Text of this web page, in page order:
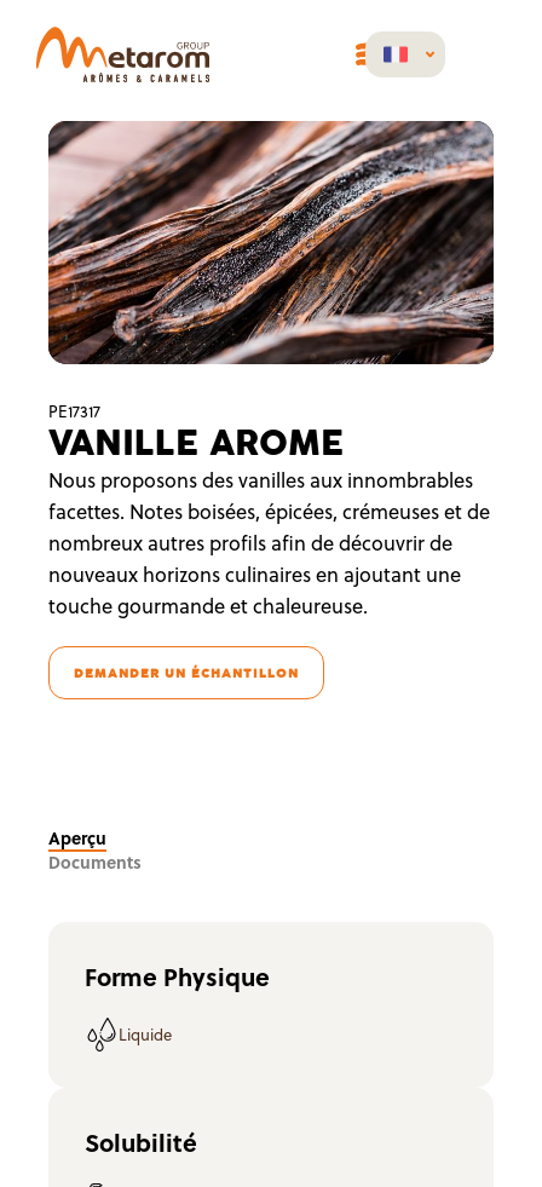
PE17317
VANILLE AROME
Nous proposons des vanilles aux innombrables
facettes. Notes boisées, épicées, crémeuses et de
nombreux autres profils afin de découvrir de
nouveaux horizons culinaires en ajoutant une
touche gourmande et chaleureuse.
DEMANDER UN ÉCHANTILLON
Aperçu
Documents
Forme Physique
Liquide
Solubilité